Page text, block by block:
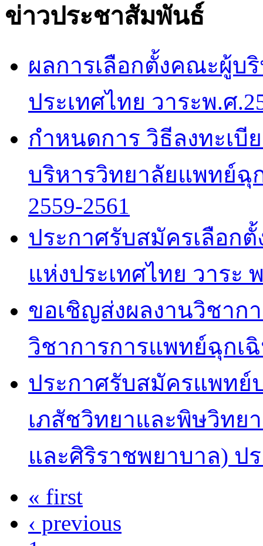
ข่าวประชาสัมพันธ์
ผลการเลือกตั้งคณะผู้บ
ประเทศไทย วาระพ.ศ
กำหนดการ วิธีลงทะเ
บริหารวิทยาลัยแพทย์ฉุ
2559-2561
ประกาศรับสมัครเลือก
แห่งประเทศไทย วาร
ขอเชิญส่งผลงานวิชาก
วิชาการการแพทย์ฉุกเ
ประกาศรับสมัครแพทย์
เภสัชวิทยาและพิษวิท
และศิริราชพยาบาล) ป
Pages« first
‹ previous